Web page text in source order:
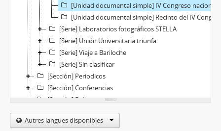
[Unidad documental simple] IV Congreso nacional de estudiantes de la FUA 1959
[Unidad documental simple] Recinto del IV Congreso de FUA 1959
[Serie] Laboratorios fotográficos STELLA
[Serie] Unión Universitaria triunfa
[Serie] Viaje a Bariloche
[Serie] Sin clasificar
[Sección] Periodicos
[Sección] Conferencias
[Sección] Boletas
[Sección] SK Preso
[Sección] Escritos
Autres langues disponibles